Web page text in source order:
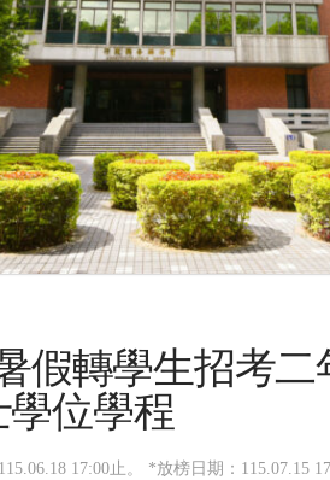
假轉學生招考
位學程
17:00止。 *放榜日期：115.07.15